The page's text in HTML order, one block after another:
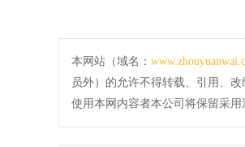
本网站（域名：
员外）的允许不得转载、引用、
使用本网内容者本公司将保留采